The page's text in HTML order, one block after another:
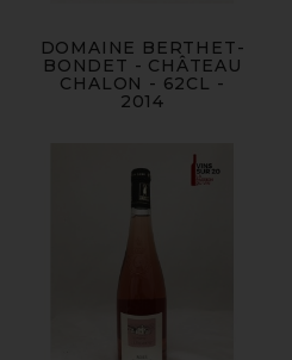
DOMAINE BERTHET-
BONDET - CHÂTEAU
CHALON - 62CL -
2014